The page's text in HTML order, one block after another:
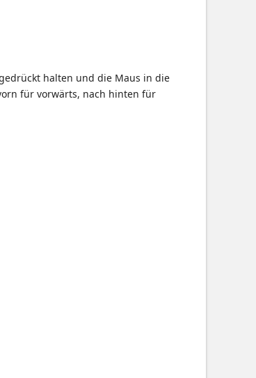
halten und die Maus in die
für vorwärts, nach hinten für